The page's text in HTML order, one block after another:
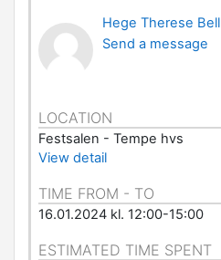
Hege Therese Bell
Send a message
LOCATION
Festsalen - Tempe hvs
View detail
TIME FROM - TO
16.01.2024 kl. 12:00-15:00
ESTIMATED TIME SPENT